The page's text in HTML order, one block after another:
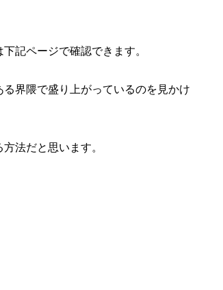
記ページで確認できます。
界隈で盛り上がっているのを見かけ
法だと思います。